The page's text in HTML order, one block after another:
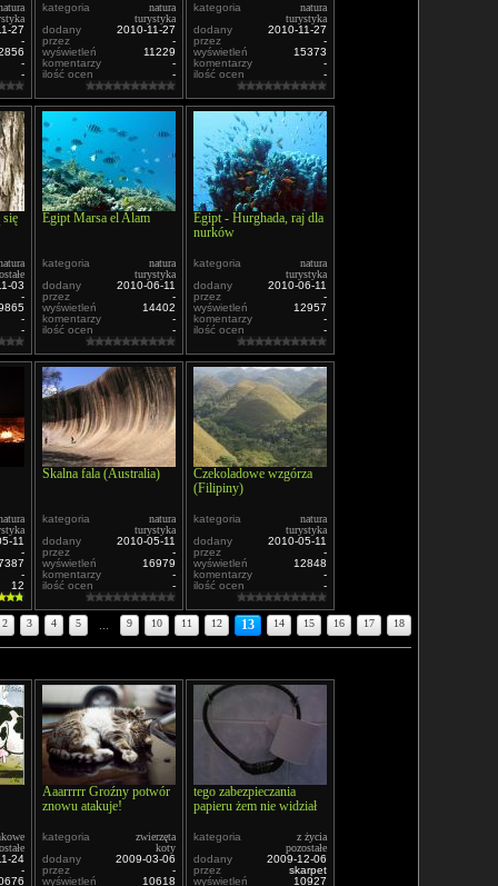
27
-
-
-
kategoria
natura
turystyka
dodany
2010-11-27
przez
-
wyświetleń
11229
komentarzy
-
ilość ocen
-
kategoria
natura
turystyka
dodany
2010-11-27
przez
-
wyświetleń
15373
komentarzy
-
ilość ocen
-
się
03
-
-
-
Egipt Marsa el Alam
kategoria
natura
turystyka
dodany
2010-06-11
przez
-
wyświetleń
14402
komentarzy
-
ilość ocen
-
Egipt - Hurghada, raj dla
nurków
kategoria
natura
turystyka
dodany
2010-06-11
przez
-
wyświetleń
12957
komentarzy
-
ilość ocen
-
11
-
-
12
Skalna fala (Australia)
kategoria
natura
turystyka
dodany
2010-05-11
przez
-
wyświetleń
16979
komentarzy
-
ilość ocen
-
Czekoladowe wzgórza
(Filipiny)
kategoria
natura
turystyka
dodany
2010-05-11
przez
-
wyświetleń
12848
komentarzy
-
ilość ocen
-
2 3 4 5 ... 9 10 11 12 13 14 15 16 17 18
24
-
Aaarrrrr Groźny potwór
znowu atakuje!
kategoria
zwierzęta
koty
dodany
2009-03-06
przez
-
wyświetleń
10618
tego zabezpieczania
papieru żem nie widział
kategoria
z życia
pozostałe
dodany
2009-12-06
przez
skarpet
wyświetleń
10927